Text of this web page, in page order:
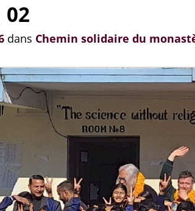
dans Chemin solidaire du